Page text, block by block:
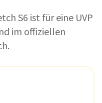
S6 ist für eine UVP
im offiziellen